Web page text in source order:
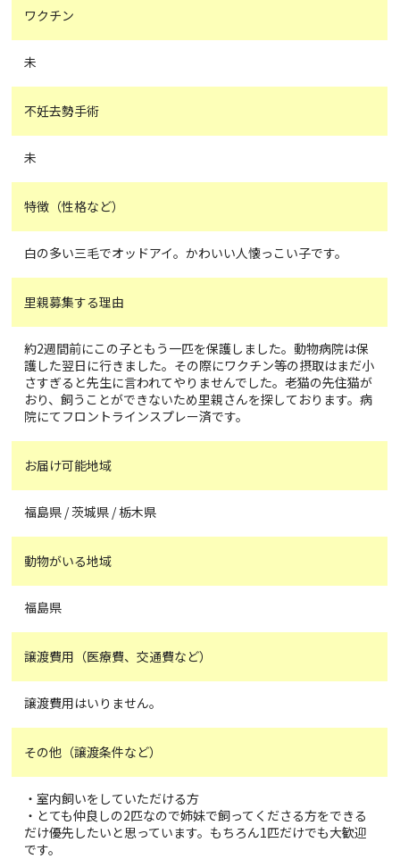
ワクチン
未
不妊去勢手術
未
特徴（性格など）
白の多い三毛でオッドアイ。かわいい人懐っこい子です。
里親募集する理由
約2週間前にこの子ともう一匹を保護しました。動物病院は保
護した翌日に行きました。その際にワクチン等の摂取はまだ小
さすぎると先生に言われてやりませんでした。老猫の先住猫が
おり、飼うことができないため里親さんを探しております。病
院にてフロントラインスプレー済です。
お届け可能地域
福島県 / 茨城県 / 栃木県
動物がいる地域
福島県
譲渡費用（医療費、交通費など）
譲渡費用はいりません。
その他（譲渡条件など）
・室内飼いをしていただける方
・とても仲良しの2匹なので姉妹で飼ってくださる方をできる
だけ優先したいと思っています。もちろん1匹だけでも大歓迎
です。